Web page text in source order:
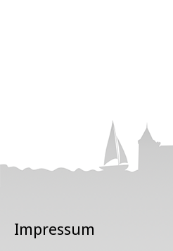
Impressum